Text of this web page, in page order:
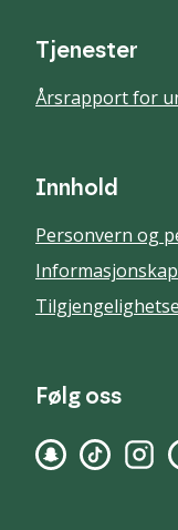
Tjenester
Årsrapport for
Innhold
Personvern og
Følg oss